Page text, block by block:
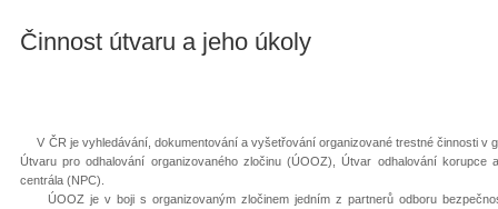
Činnost útvaru a jeho úkoly
V ČR je vyhledávání, dokumentování a vyšetřování organizované trestné činnosti v
Útvaru pro odhalování organizovaného zločinu (ÚOOZ), Útvar odhalování korupce
centrála (NPC).
ÚOOZ je v boji s organizovaným zločinem jedním z partnerů odboru